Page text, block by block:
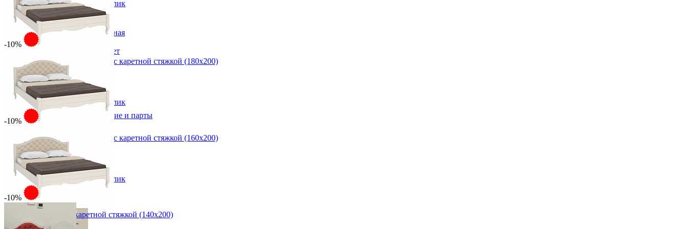
Детская
Двухъярусные кровати
Декор в детскую
Детская Вилия-М модульная
Детские гарнитуры
Детские кровати до 3-х лет
Детские кровати от 3 лет
Комоды классические
Комоды пеленальные
Кровати домики
Полки детские
Стеллажи детские
Столы письменные детские и парты
Тумбы для детей
Шкафы детские
Ящики и короба
В корзину Быстро купить в 1 клик
Двуспальная кровать Авиньон с каретной стяжкой (180х200)
от 69 570 ₽
от 77 300 ₽
189х115/48,5х213 см
В корзину
Быстро купить в 1 клик
-10%
Двуспальная кровать Авиньон с каретной стяжкой (160х200)
от 62 145 ₽
от 69 050 ₽
169х115/48,5х213 см
В корзину
Быстро купить в 1 клик
-10%
Кровать Авиньон с каретной стяжкой (140х200)
от 59 130 ₽
-10%